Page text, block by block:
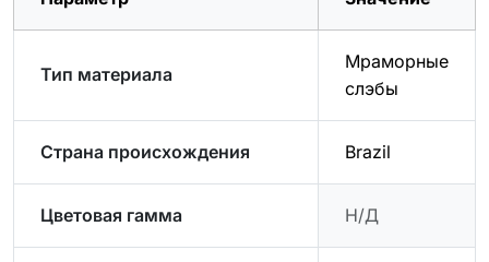
Тип материала
Мраморные
слэбы
Страна происхождения Brazil
Цветовая гамма Н/Д